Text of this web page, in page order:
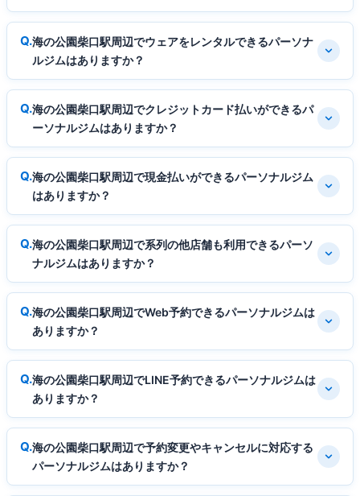
海の公園柴口駅周辺でウェアをレンタルできるパーソナ
ルジムはありますか？
海の公園柴口駅周辺でクレジットカード払いができるパ
ーソナルジムはありますか？
海の公園柴口駅周辺で現金払いができるパーソナルジム
はありますか？
海の公園柴口駅周辺で系列の他店舗も利用できるパーソ
ナルジムはありますか？
海の公園柴口駅周辺でWeb予約できるパーソナルジムは
ありますか？
海の公園柴口駅周辺でLINE予約できるパーソナルジムは
ありますか？
海の公園柴口駅周辺で予約変更やキャンセルに対応する
パーソナルジムはありますか？